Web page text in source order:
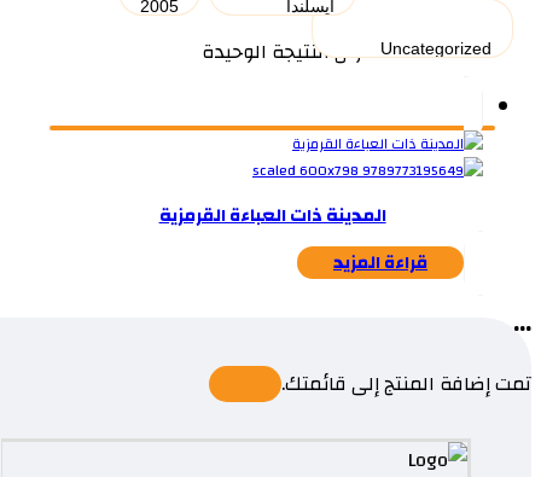
عرض النتيجة الوحيدة
المدينة ذات العباءة القرمزية
قراءة المزيد
...
تمت إضافة المنتج إلى قائمتك.